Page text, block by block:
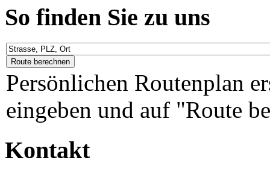
So finden Sie zu uns
Persönlichen Routenplan
eingeben und auf "Route
Kontakt